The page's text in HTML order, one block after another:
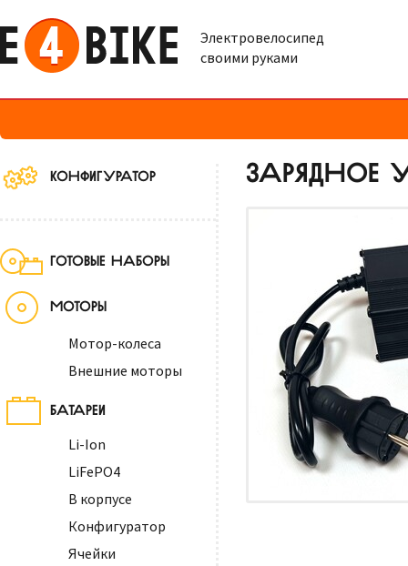
Электровелосипед
своими руками
КОНФИГУРАТОР
ГОТОВЫЕ НАБОРЫ
МОТОРЫ
Мотор-колеса
Внешние моторы
БАТАРЕИ
Li-Ion
LiFePO4
В корпусе
Конфигуратор
Ячейки
ЗАРЯДНОЕ